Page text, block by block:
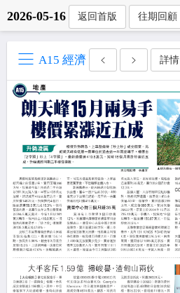
2026-05-16 返回首版 往期回顧
A15 經濟 詳情